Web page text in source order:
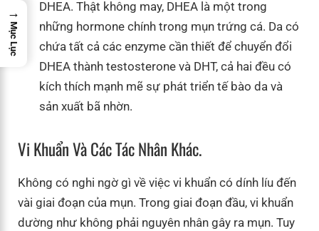
DHEA. Thật không may, DHEA là một trong
những hormone chính trong mụn trứng cá. Da có
chứa tất cả các enzyme cần thiết để chuyển đổi
DHEA thành testosterone và DHT, cả hai đều có
kích thích mạnh mẽ sự phát triển tế bào da và
sản xuất bã nhờn.
Vi Khuẩn Và Các Tác Nhân Khác.
Không có nghi ngờ gì về việc vi khuẩn có dính líu đến
vài giai đoạn của mụn. Trong giai đoạn đầu, vi khuẩn
dường như không phải nguyên nhân gây ra mụn. Tuy
→
Mục Lục